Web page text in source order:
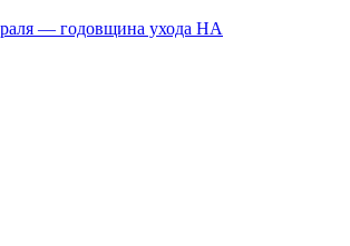
— годовщина ухода НА